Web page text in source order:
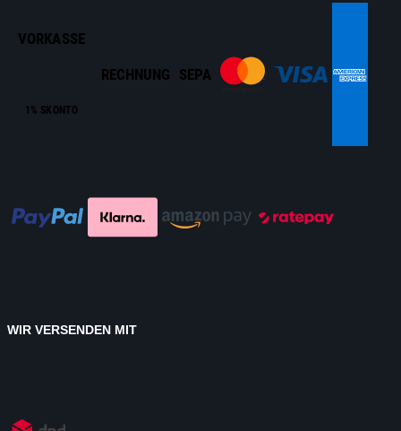
VORKASSE
1% SKONTO
RECHNUNG SEPA
WIR VERSENDEN MIT